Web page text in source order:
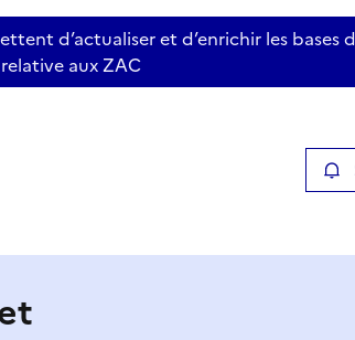
d’actualiser et d’enrichir les bases
relative aux ZAC
le lien de la page dans le presse-papier